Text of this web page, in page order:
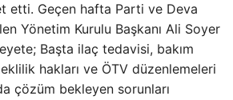
etti. Geçen hafta Parti ve Deva
Yönetim Kurulu Başkanı Ali Soyer
Başta ilaç tedavisi, bakım
hakları ve ÖTV düzenlemeleri
çözüm bekleyen sorunları